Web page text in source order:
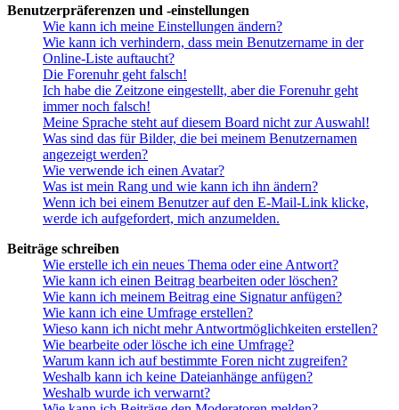
Benutzerpräferenzen und -einstellungen
Wie kann ich meine Einstellungen ändern?
Wie kann ich verhindern, dass mein Benutzername in der
Online-Liste auftaucht?
Die Forenuhr geht falsch!
Ich habe die Zeitzone eingestellt, aber die Forenuhr geht
immer noch falsch!
Meine Sprache steht auf diesem Board nicht zur Auswahl!
Was sind das für Bilder, die bei meinem Benutzernamen
angezeigt werden?
Wie verwende ich einen Avatar?
Was ist mein Rang und wie kann ich ihn ändern?
Wenn ich bei einem Benutzer auf den E-Mail-Link klicke,
werde ich aufgefordert, mich anzumelden.
Beiträge schreiben
Wie erstelle ich ein neues Thema oder eine Antwort?
Wie kann ich einen Beitrag bearbeiten oder löschen?
Wie kann ich meinem Beitrag eine Signatur anfügen?
Wie kann ich eine Umfrage erstellen?
Wieso kann ich nicht mehr Antwortmöglichkeiten erstellen?
Wie bearbeite oder lösche ich eine Umfrage?
Warum kann ich auf bestimmte Foren nicht zugreifen?
Weshalb kann ich keine Dateianhänge anfügen?
Weshalb wurde ich verwarnt?